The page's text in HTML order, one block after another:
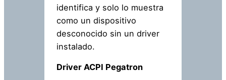
identifica y solo lo muestra
como un dispositivo
desconocido sin un driver
instalado.
Driver ACPI Pegatron